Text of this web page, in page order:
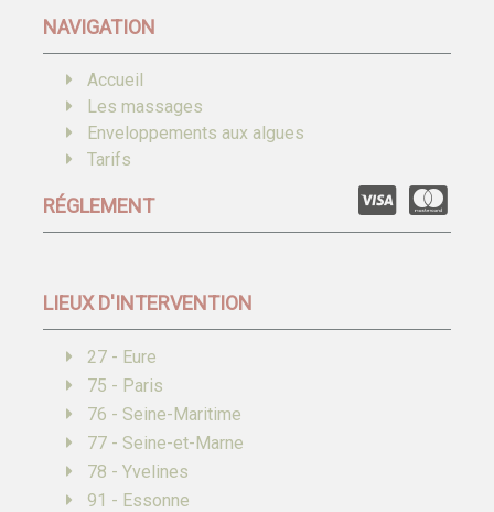
NAVIGATION
Accueil
Les massages
Enveloppements aux algues
Tarifs
RÉGLEMENT
LIEUX D'INTERVENTION
27 - Eure
75 - Paris
76 - Seine-Maritime
77 - Seine-et-Marne
78 - Yvelines
91 - Essonne